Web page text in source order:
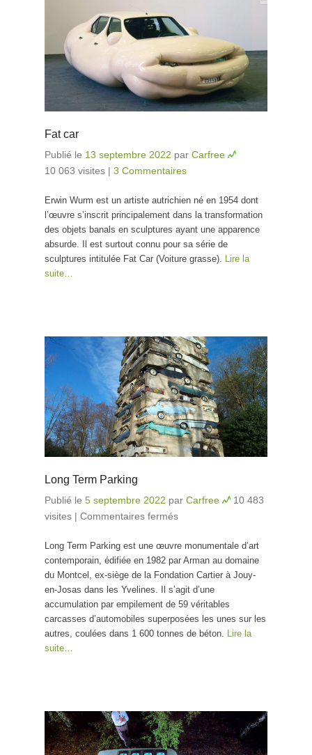
Fat car
Publié le 13 septembre 2022 par Carfree
10 063 visites | 3 Commentaires
Erwin Wurm est un artiste autrichien né en 1954 dont
l’œuvre s’inscrit principalement dans la transformation
des objets banals en sculptures ayant une apparence
absurde. Il est surtout connu pour sa série de
sculptures intitulée Fat Car (Voiture grasse). Lire la
suite…
Long Term Parking
Publié le 5 septembre 2022 par Carfree
10 483
visites | Commentaires fermés
Long Term Parking est une œuvre monumentale d’art
contemporain, édifiée en 1982 par Arman au domaine
du Montcel, ex-siège de la Fondation Cartier à Jouy-
en-Josas dans les Yvelines. Il s’agit d’une
accumulation par empilement de 59 véritables
carcasses d’automobiles superposées les unes sur les
autres, coulées dans 1 600 tonnes de béton.
Lire la
suite…